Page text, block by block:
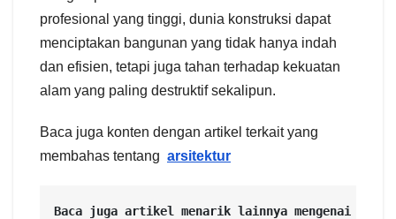
profesional yang tinggi, dunia konstruksi dapat
menciptakan bangunan yang tidak hanya indah
dan efisien, tetapi juga tahan terhadap kekuatan
alam yang paling destruktif sekalipun.
Baca juga konten dengan artikel terkait yang
membahas tentang arsitektur
Baca juga artikel menarik lainnya mengenai